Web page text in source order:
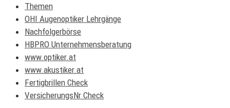
Themen
OHI Augenoptiker Lehrgänge
Nachfolgerbörse
HBPRO Unternehmensberatung
www.optiker.at
www.akustiker.at
Fertigbrillen Check
VersicherungsNr Check